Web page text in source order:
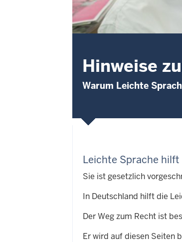
Hinweise
Warum Leichte
Leichte Sprache
Sie ist gesetzlich
In Deutschland hilft die
Der Weg zum Recht ist
Er wird auf diesen Seiten